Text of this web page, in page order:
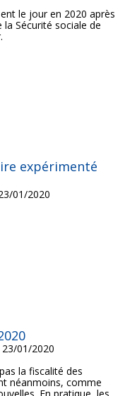
le jour en 2020 après
Sécurité sociale de
expérimenté
01/2020
01/2020
la fiscalité des
néanmoins, comme